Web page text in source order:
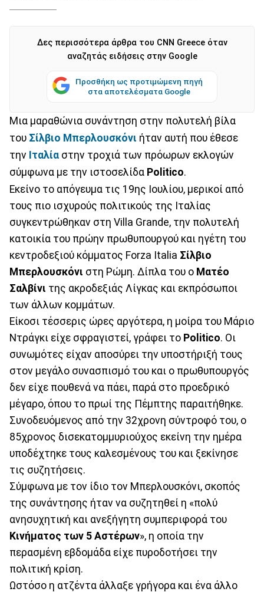
Δες περισσότερα άρθρα του CNN Greece όταν
αναζητάς ειδήσεις στην Google
Προσθήκη ως προτιμώμενη πηγή
στα αποτελέσματα Google
Μια μαραθώνια συνάντηση στην πολυτελή βίλα
του Σίλβιο Μπερλουσκόνι ήταν αυτή που έθεσε
την Ιταλία στην τροχιά των πρόωρων εκλογών
σύμφωνα με την ιστοσελίδα Politico.
Εκείνο το απόγευμα τις 19ης Ιουλίου, μερικοί από
τους πιο ισχυρούς πολιτικούς της Ιταλίας
συγκεντρώθηκαν στη Villa Grande, την πολυτελή
κατοικία του πρώην πρωθυπουργού και ηγέτη του
κεντροδεξιού κόμματος Forza Italia Σίλβιο
Μπερλουσκόνι στη Ρώμη. Δίπλα του ο Ματέο
Σαλβίνι της ακροδεξιάς Λίγκας και εκπρόσωποι
των άλλων κομμάτων.
Είκοσι τέσσερις ώρες αργότερα, η μοίρα του Μάριο
Ντράγκι είχε σφραγιστεί, γράφει το Politico. Οι
συνωμότες είχαν αποσύρει την υποστήριξή τους
στον μεγάλο συνασπισμό του και ο πρωθυπουργός
δεν είχε πουθενά να πάει, παρά στο προεδρικό
μέγαρο, όπου το πρωί της Πέμπτης παραιτήθηκε.
Συνοδευόμενος από την 32χρονη σύντροφό του, ο
85χρονος δισεκατομμυριούχος εκείνη την ημέρα
υποδέχτηκε τους καλεσμένους του και ξεκίνησε
τις συζητήσεις.
Σύμφωνα με τον ίδιο τον Μπερλουσκόνι, σκοπός
της συνάντησης ήταν να συζητηθεί η «πολύ
ανησυχητική και ανεξήγητη συμπεριφορά του
Κινήματος των 5 Αστέρων», η οποία την
περασμένη εβδομάδα είχε πυροδοτήσει την
πολιτική κρίση.
Ωστόσο η ατζέντα άλλαξε γρήγορα και ένα άλλο